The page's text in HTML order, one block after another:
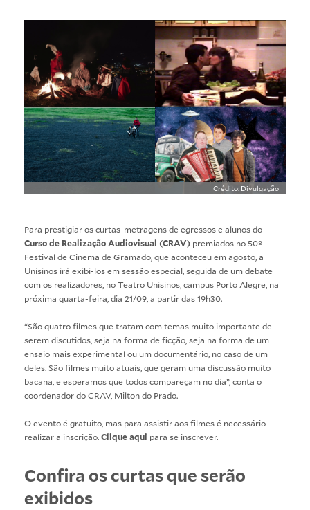
Crédito: Divulgação
Para prestigiar os curtas-metragens de egressos e alunos do
Curso de Realização Audiovisual (CRAV) premiados no 50º
Festival de Cinema de Gramado, que aconteceu em agosto, a
Unisinos irá exibi-los em sessão especial, seguida de um debate
com os realizadores, no Teatro Unisinos, campus Porto Alegre, na
próxima quarta-feira, dia 21/09, a partir das 19h30.
“São quatro filmes que tratam com temas muito importante de
serem discutidos, seja na forma de ficção, seja na forma de um
ensaio mais experimental ou um documentário, no caso de um
deles. São filmes muito atuais, que geram uma discussão muito
bacana, e esperamos que todos compareçam no dia”, conta o
coordenador do CRAV, Milton do Prado.
O evento é gratuito, mas para assistir aos filmes é necessário
realizar a inscrição.Clique aqui para se inscrever.
Confira os curtas que serão
exibidos